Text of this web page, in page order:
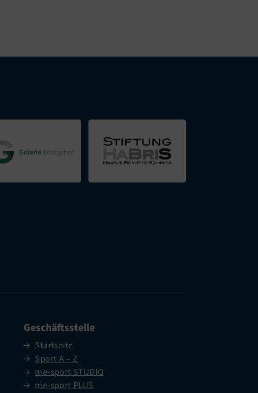
Geschäftsstelle
Startseite
Sport A – Z
me-sport STUDIO
me-sport PLUS